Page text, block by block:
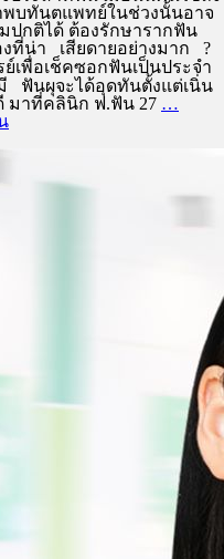
พบทันตแพทย์ในช่วงนั้นอาจ
ปกติได้ ต้องรักษารากฟัน
ที่น่า เสียดายอย่างมาก ?‍
เพื่อเช็คซอกฟันเป็นประจำ
ฟันผุจะได้อุดทันตั้งแต่เนิ่น
มาที่คลินิก ฟ.ฟัน 27 …